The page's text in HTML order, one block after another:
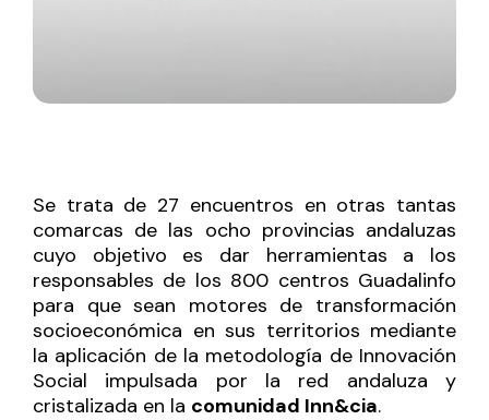
Se trata de 27 encuentros en otras tantas
comarcas de las ocho provincias andaluzas
cuyo objetivo es dar herramientas a los
responsables de los 800 centros Guadalinfo
para que sean motores de transformación
socioeconómica en sus territorios mediante
la aplicación de la metodología de Innovación
Social impulsada por la red andaluza y
cristalizada en la comunidad Inn&cia.